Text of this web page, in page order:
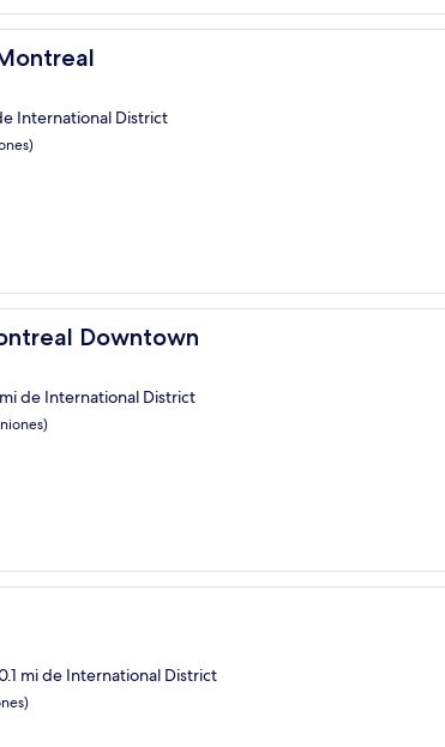
International District
Downtown
Downtown
de International District
mi de International District